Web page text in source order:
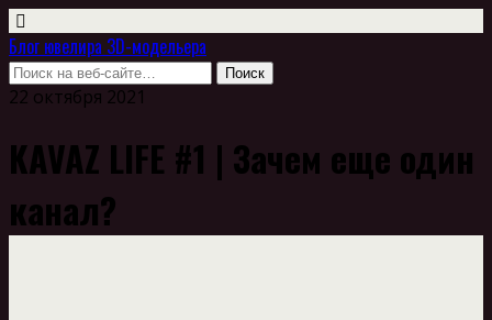
Блог ювелира 3D-модельера
22 октября 2021
KAVAZ LIFE #1 | Зачем еще один
канал?